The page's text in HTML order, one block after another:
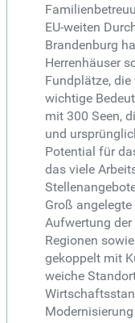
EU-weiten
Brandenburg
Herrenhäuser
Fundplätze,
wichtige
mit 300 Seen,
und
Potential für
das viele
Groß
Aufwertung
Regionen
gekoppelt mit
weiche